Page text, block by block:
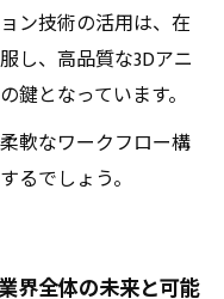
ン技術の活用は、在
し、高品質な3Dアニ
鍵となっています。
軟なワークフロー構
るでしょう。
界全体の未来と可能